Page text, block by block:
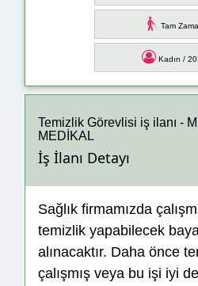
Tam
Kadın / 20
Temizlik Görevlisi iş ilanı -
MEDİKAL
İş İlanı Detayı
Sağlık firmamızda
temizlik yapabilecek
alınacaktır. Daha önce
çalışmış veya bu işi iyi